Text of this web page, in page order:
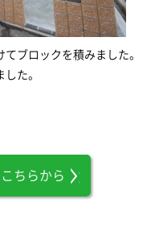
ブロックを積みました。
た。
ちらから